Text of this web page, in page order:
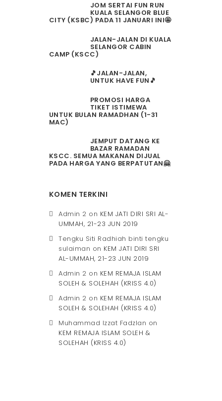
JOM SERTAI FUN RUN
KUALA SELANGOR BLUE
CITY (KSBC) PADA 11 JANUARI INI🤩
JALAN-JALAN DI KUALA
SELANGOR CABIN
CAMP (KSCC)
🎵JALAN-JALAN,
UNTUK HAVE FUN🎵
PROMOSI HARGA
TIKET ISTIMEWA
UNTUK BULAN RAMADHAN (1-31
MAC)
JEMPUT DATANG KE
BAZAR RAMADAN
KSCC. SEMUA MAKANAN DIJUAL
PADA HARGA YANG BERPATUTAN🤗
KOMEN TERKINI
Admin 2 on KEM JATI DIRI SRI AL-
UMMAH, 21-23 JUN 2019
Tengku Siti Radhiah binti tengku
sulaiman on KEM JATI DIRI SRI
AL-UMMAH, 21-23 JUN 2019
Admin 2 on KEM REMAJA ISLAM
SOLEH & SOLEHAH (KRISS 4.0)
Admin 2 on KEM REMAJA ISLAM
SOLEH & SOLEHAH (KRISS 4.0)
Muhammad Izzat Fadzlan on
KEM REMAJA ISLAM SOLEH &
SOLEHAH (KRISS 4.0)